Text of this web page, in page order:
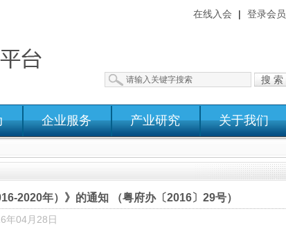
在线入会 | 登录会员
搜 索
企业服务 产业研究 关于我们
2020年）》的通知 （粤府办〔2016〕29号）
年04月28日